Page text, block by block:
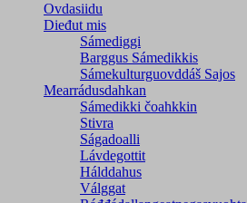
Ovdasiidu
Dieđut mis
Sámediggi
Barggus Sámedikkis
Sámekulturguovddáš Sajos
Mearrádusdahkan
Sámedikki čoahkkin
Stivra
Ságadoalli
Lávdegottit
Hálddahus
Válggat